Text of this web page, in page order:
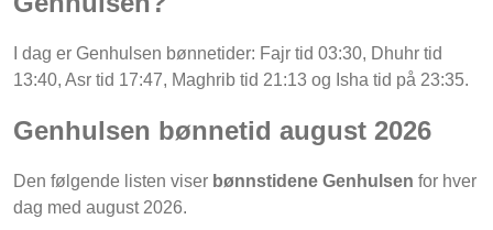
I dag er Genhulsen bønnetider: Fajr tid 03:30, Dhuhr tid
13:40, Asr tid 17:47, Maghrib tid 21:13 og Isha tid på 23:35.
Genhulsen bønnetid august 2026
Den følgende listen viser bønnstidene Genhulsen for hver
dag med august 2026.